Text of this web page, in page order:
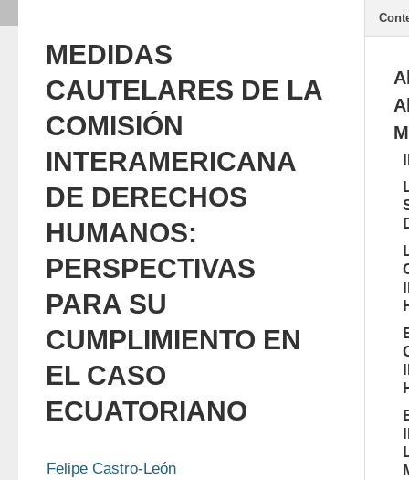
MEDIDAS
CAUTELARES DE LA
COMISIÓN
INTERAMERICANA
DE DERECHOS
HUMANOS:
PERSPECTIVAS
PARA SU
CUMPLIMIENTO EN
EL CASO
ECUATORIANO
Felipe Castro-León